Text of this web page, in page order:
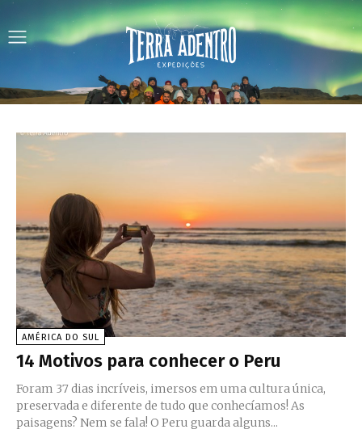
AMÉRICA DO SUL
14 Motivos para conhecer o Peru
Foram 37 dias incríveis, imersos em uma cultura única,
preservada e diferente de tudo que conhecíamos! As
paisagens? Nem se fala! O Peru guarda alguns...